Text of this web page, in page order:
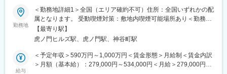
フレックス制度を導入しており、午前・午後の半休制度もあるた
め、柔軟な働き方が可能です。さらに、担当エリアが狭いため、
各担当の負担を軽減し、バランスの取れたワークライフを実現で
きます。休日・夜間の問い合わせはコールセンター対応であり、
■待遇・手当
■メインミッション：
担当エリアの病院（主に医師）に対し、当社のインターベンショ
ナルシステムズ事業（血管内治療）にて扱っている製品を提案し
ていただきます。
製品の販売、サービスの提供を通じて医療現場の改題を解決する
ことで医療に貢献し、テルモブランドを育成することがミッショ
ンです。
勤務地
＜勤務地詳細1＞全国（エリア確約不可）住所：全国いずれかの配
属となります。 受動喫煙対策：敷地内喫煙可能場所あり＜勤務地
詳細2＞虎ノ門ヒルズステーションタワー住所：東京都港区虎ノ門
２丁目６－１ 虎ノ門ヒルズ ステーションタワー 受動喫煙対策：
ートワーク含む）
【最寄り駅】
虎ノ門ヒルズ駅、虎ノ門駅、神谷町駅
給与
＜予定年収＞590万円～1,000万円＜賃金形態＞月給制＜賃金内訳
＞月額（基本給）：279,000円～534,000円＜月給＞279,000円～